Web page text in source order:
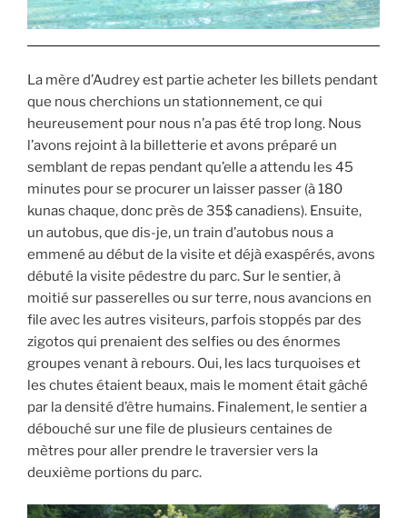
La mère d’Audrey est partie acheter les billets pendant
que nous cherchions un stationnement, ce qui
heureusement pour nous n’a pas été trop long. Nous
l’avons rejoint à la billetterie et avons préparé un
semblant de repas pendant qu’elle a attendu les 45
minutes pour se procurer un laisser passer (à 180
kunas chaque, donc près de 35$ canadiens). Ensuite,
un autobus, que dis-je, un train d’autobus nous a
emmené au début de la visite et déjà exaspérés, avons
débuté la visite pédestre du parc. Sur le sentier, à
moitié sur passerelles ou sur terre, nous avancions en
file avec les autres visiteurs, parfois stoppés par des
zigotos qui prenaient des selfies ou des énormes
groupes venant à rebours. Oui, les lacs turquoises et
les chutes étaient beaux, mais le moment était gâché
par la densité d’être humains. Finalement, le sentier a
débouché sur une file de plusieurs centaines de
mètres pour aller prendre le traversier vers la
deuxième portions du parc.